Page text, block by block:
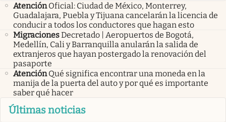
Atención Oficial: Ciudad de México, Monterrey,
Guadalajara, Puebla y Tijuana cancelarán la licencia de
conducir a todos los conductores que hagan esto
MigracionesDecretado | Aeropuertos de Bogotá,
Medellín, Cali y Barranquilla anularán la salida de
extranjeros que hayan postergado la renovación del
pasaporte
Atención Qué significa encontrar una moneda en la
manija de la puerta del auto y por qué es importante
saber qué hacer
Últimas noticias